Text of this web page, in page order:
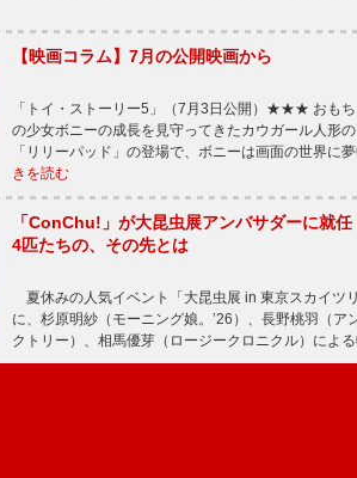
【映画コラム】7月の公開映画から
「トイ・ストーリー5」（7月3日公開）★★★ おも
の少女ボニーの成長を見守ってきたカウガール人形
「リリーパッド」の登場で、ボニーは画面の世界に
きを読む
「ConChu!」が大昆虫展アンバサダーに就
4匹たちの、その先とは
夏休みの人気イベント「大昆虫展 in 東京スカイツ
に、杉原明紗（モーニング娘。’26）、長野桃羽（ア
クトリー）、相馬優芽（ロージークロニクル）によ